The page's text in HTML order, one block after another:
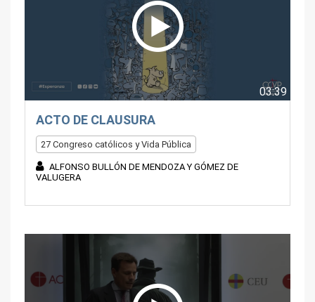
03:39
ACTO DE CLAUSURA
27 Congreso católicos y Vida Pública
ALFONSO BULLÓN DE MENDOZA Y GÓMEZ DE
VALUGERA